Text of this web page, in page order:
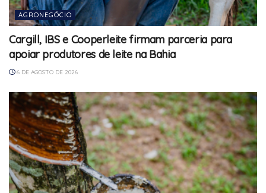
AGRONEGÓCIO
Cargill, IBS e Cooperleite firmam parceria para
apoiar produtores de leite na Bahia
6 DE AGOSTO DE 2026